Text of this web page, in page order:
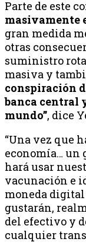
Parte de este
masivamente
gran medida
otras
suministro
masiva y
conspiración
banca central
mundo”, dice
“Una vez que
economía… un
hará usar
vacunación e
moneda
gustarán,
del efectivo y
cualquier